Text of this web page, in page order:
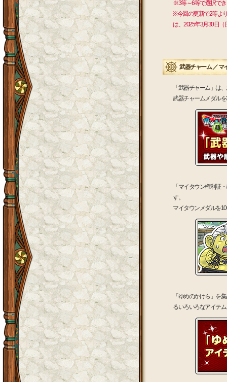
※3等～6等で選択で
※今回の更新で2等よ
は、2025年3月30日
武器チャーム ／ マ
「武器チャーム」は
武器チャームメダル
「マイタウン権利証
す。
マイタウンメダルを
「ゆめのかけら」を
るいろいろなアイテ